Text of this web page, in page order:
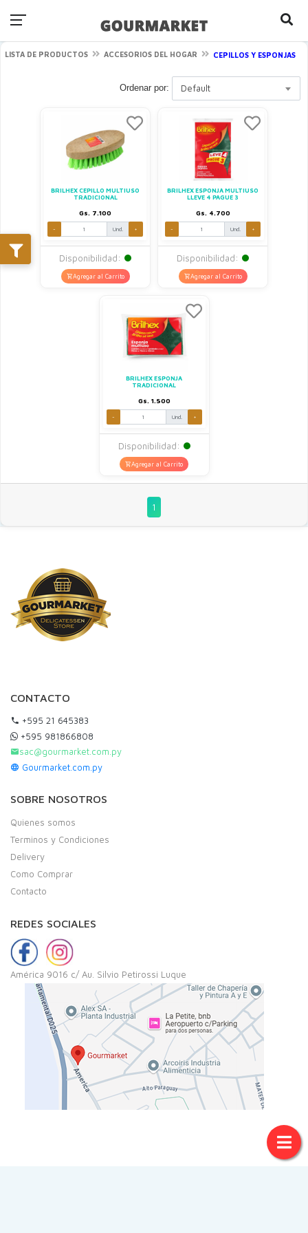
LISTA DE PRODUCTOS ACCESORIOS DEL HOGAR CEPILLOS Y ESPONJAS
Ordenar por: Default
BRILHEX CEPILLO MULTIUSO
TRADICIONAL
Gs. 7.100
- Und. +
Disponibilidad:
Agregar al Carrito
BRILHEX ESPONJA MULTIUSO
LLEVE 4 PAGUE 3
Gs. 4.700
- Und. +
Disponibilidad:
Agregar al Carrito
BRILHEX ESPONJA
TRADICIONAL
Gs. 1.500
- Und. +
Disponibilidad:
Agregar al Carrito
1
CONTACTO
+595 21 645383
+595 981866808
sac@gourmarket.com.py
Gourmarket.com.py
SOBRE NOSOTROS
Quienes somos
Terminos y Condiciones
Delivery
Como Comprar
Contacto
REDES SOCIALES
América 9016 c/ Au. Silvio Petirossi Luque